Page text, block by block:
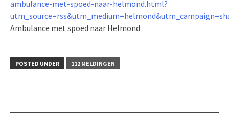
ambulance-met-spoed-naar-helmond.html?
Ambulance met spoed naar Helmond
POSTED UNDER 112 MELDINGEN